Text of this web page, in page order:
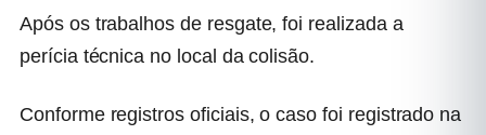
Após os trabalhos de resgate, foi realizada a
perícia técnica no local da colisão.
Conforme registros oficiais, o caso foi registrado na